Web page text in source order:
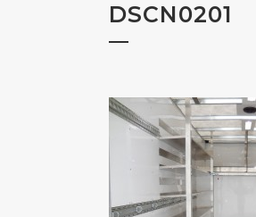
DSCN0201